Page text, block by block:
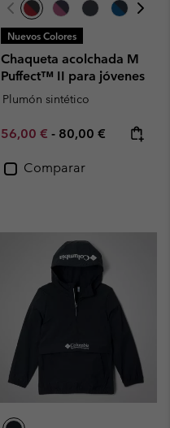
Nuevos Colores
Chaqueta acolchada M
Puffect™ II para jóvenes
Plumón sintético
Minimum sale price:
56,00 € - Maximum price:
80,00 €
Comparar